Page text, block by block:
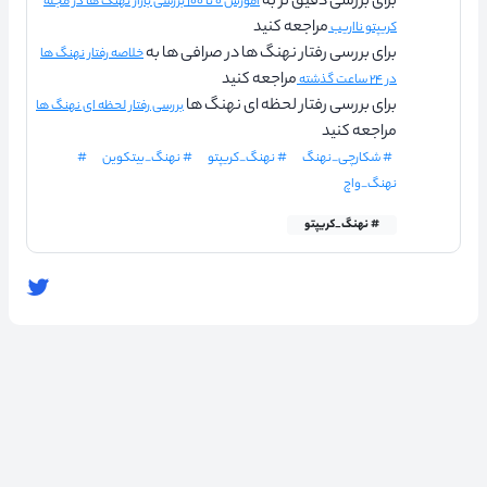
کریپتو نااریبمراجعه کنید
برای بررسی رفتار نهنگ ها در صرافی ها بهخلاصه رفتار نهنگ ها
در ۲۴ ساعت گذشته
مراجعه کنید
برای بررسی رفتار لحظه ای نهنگ هابررسی رفتار لحظه ای نهنگ ها
مراجعه کنید
# شکارچی_نهنگ # نهنگ_کریپتو # نهنگ_بیتکوین
#
نهنگ_واچ
# نهنگ_کریپتو